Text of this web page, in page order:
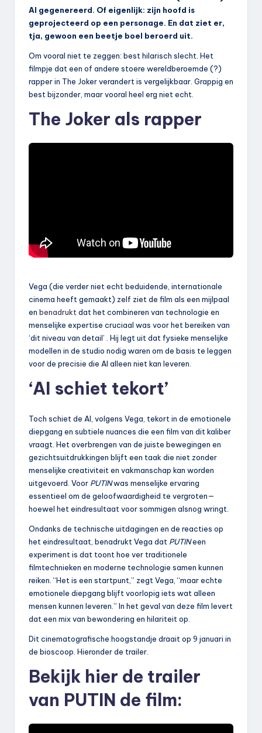
AI gegenereerd. Of eigenlijk: zijn hoofd is
geprojecteerd op een personage. En dat ziet er,
tja, gewoon een beetje boel beroerd uit.
Om vooral niet te zeggen: best hilarisch slecht. Het
filmpje dat een of andere stoere wereldberoemde (?)
rapper in The Joker verandert is vergelijkbaar. Grappig en
best bijzonder, maar vooral heel erg niet echt.
The Joker als rapper
Vega (die verder niet echt beduidende, internationale
cinema heeft gemaakt) zelf ziet de film als een mijlpaal
en benadruktdat het combineren van technologie en
menselijke expertise cruciaal was voor het bereiken van
‘dit niveau van detail’ . Hij legt uit dat fysieke menselijke
modellen in de studio nodig waren om de basis te leggen
voor de precisie die AI alleen niet kan leveren.
‘AI schiet tekort’
Toch schiet de AI, volgens Vega, tekort in de emotionele
diepgang en subtiele nuances die een film van dit kaliber
vraagt. Het overbrengen van de juiste bewegingen en
gezichtsuitdrukkingen blijft een taak die niet zonder
menselijke creativiteit en vakmanschap kan worden
uitgevoerd. Voor PUTINwas menselijke ervaring
essentieel om de geloofwaardigheid te vergroten—
hoewel het eindresultaat voor sommigen alsnog wringt.
Ondanks de technische uitdagingen en de reacties op
het eindresultaat, benadrukt Vega dat PUTINeen
experiment is dat toont hoe ver traditionele
filmtechnieken en moderne technologie samen kunnen
reiken. “Het is een startpunt,” zegt Vega, “maar echte
emotionele diepgang blijft voorlopig iets wat alleen
mensen kunnen leveren.” In het geval van deze film levert
dat een mix van bewondering en hilariteit op.
Dit cinematografische hoogstandje draait op 9 januari in
de bioscoop. Hieronder de trailer.
Bekijk hier de trailer
van PUTIN de film: